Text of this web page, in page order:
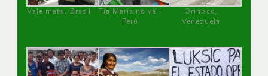
Vale mata, Brasil
Tía María no va !
Perú
Orinoco,
Venezuela